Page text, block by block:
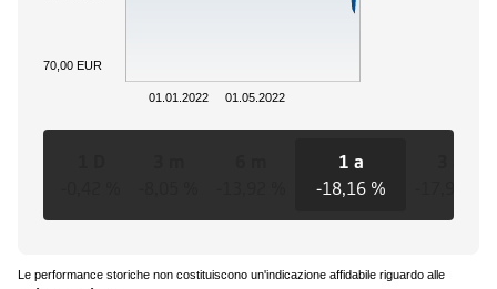
01.01.2022 01.05.2022
70,00 EUR
1 a
-18,16 %
Le performance storiche non costituiscono un'indicazione affidabile riguardo alle